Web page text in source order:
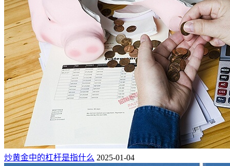
炒黄金中的杠杆是指什么 2025-01-04